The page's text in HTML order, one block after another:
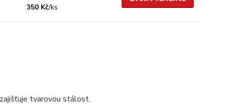
350 Kč/ks
tvarovou stálost.